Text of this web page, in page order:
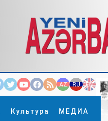
AZ RU EN
Культура МЕДИА